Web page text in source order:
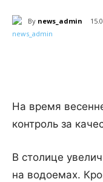
By news_admin
На время
контроль за
В столице
на водоемах.